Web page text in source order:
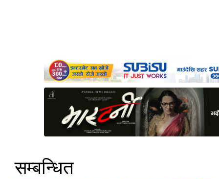
सम्बन्धित